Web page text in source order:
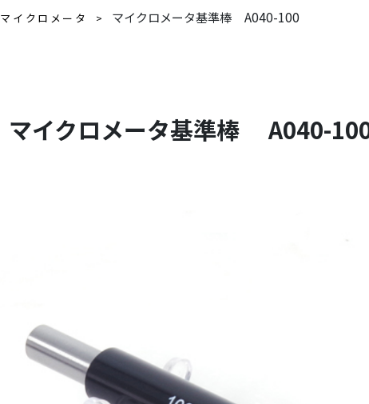
マイクロメータ マイクロメータ基準棒 A040-100
マイクロメータ基準棒 A040-